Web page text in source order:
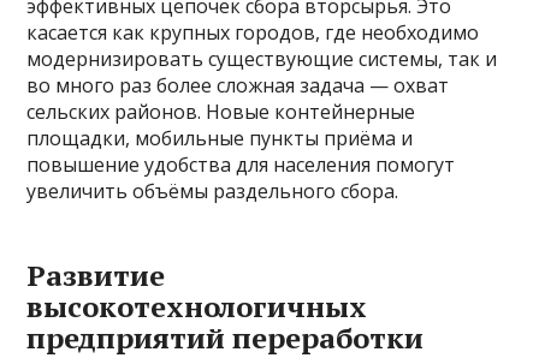
эффективных цепочек сбора вторсырья. Это
касается как крупных городов, где необходимо
модернизировать существующие системы, так и
во много раз более сложная задача — охват
сельских районов. Новые контейнерные
площадки, мобильные пункты приёма и
повышение удобства для населения помогут
увеличить объёмы раздельного сбора.
Развитие
высокотехнологичных
предприятий переработки